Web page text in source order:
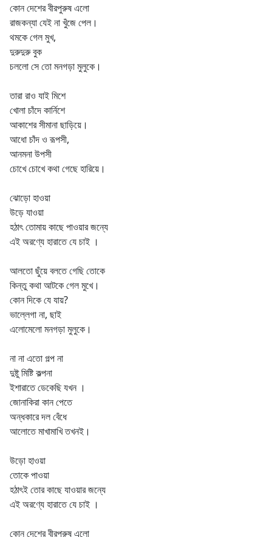
কোন দেশের বীরপুরুষ এলো
রাজকন্যা যেই না খুঁজে পেল।
থমকে গেল মুখ,
দুরুদুরু বুক
চললো সে তো মনগড়া মুলুকে।
তারা রাও যাই মিশে
খোলা চাঁদে কার্নিশে
আকাশের সীমানা ছাড়িয়ে।
আধো চাঁদ ও রূপসী,
আনমনা উপসী
চোখে চোখে কথা গেছে হারিয়ে।
ঝোড়ো হাওয়া
উড়ে যাওয়া
হঠাৎ তোমায় কাছে পাওয়ার জন্যে
এই অরণ্যে হারাতে যে চাই ।
আলতো ছুঁয়ে বলতে গেছি তোকে
কিন্তু কথা আটকে গেল মুখে।
কোন দিকে যে যায়?
ভাল্লেগা না, ছাই
এলোমেলো মনগড়া মুলুকে।
না না এতো গল্প না
দুষ্টু মিষ্টি কল্পনা
ইশারাতে ডেকেছি যখন ‌।
জোনাকিরা কান পেতে
অন্ধকারে দল বেঁধে
আলোতে মাখামাখি তখনই।
উড়ো হাওয়া
তোকে পাওয়া
হঠাৎই তোর কাছে যাওয়ার জন্যে
এই অরণ্যে হারাতে যে চাই ।
কোন দেশের বীরপুরুষ এলো